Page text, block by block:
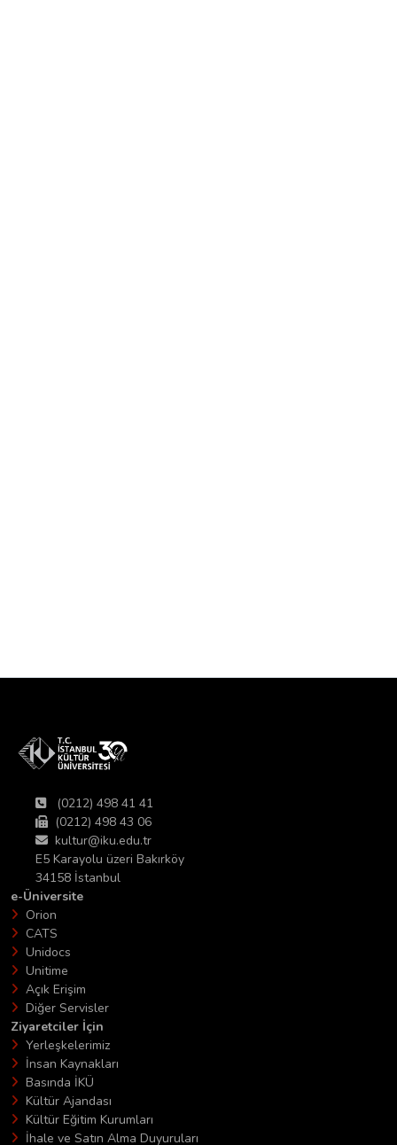
(0212) 498 41 41
(0212) 498 43 06
kultur@iku.edu.tr
E5 Karayolu üzeri Bakırköy
34158 İstanbul
e-Üniversite
Orion
CATS
Unidocs
Unitime
Açık Erişim
Diğer Servisler
Ziyaretciler İçin
Yerleşkelerimiz
İnsan Kaynakları
Basında İKÜ
Kültür Ajandası
Kültür Eğitim Kurumları
İhale ve Satın Alma Duyuruları